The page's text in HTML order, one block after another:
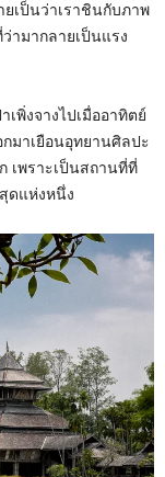
เป็นว่าเราชินกับภาพ
ามากลายเป็นแรง
พิ่งจางไปเมื่ออาทิตย์
มาเยือนอุทยานศิลปะ
เพราะเป็นสถานที่ที่
ดแห่งหนึ่ง